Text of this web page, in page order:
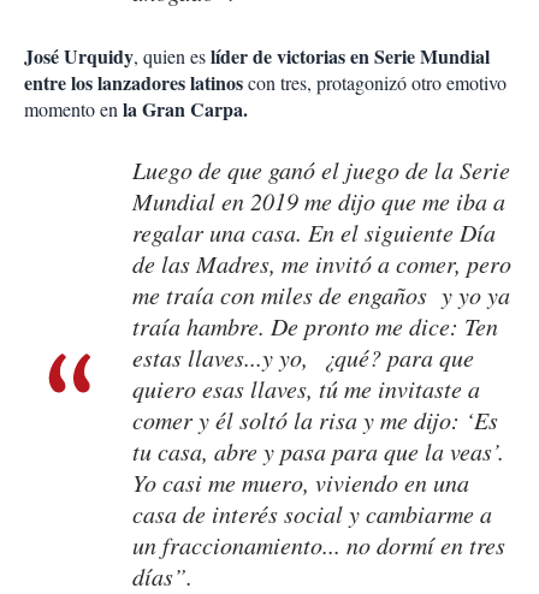
José Urquidy, quien eslíder de victorias en Serie Mundial
entre los lanzadores latinoscon tres, protagonizó otro emotivo
momento enla Gran Carpa.
Luego de que ganó el juego de la Serie
Mundial en 2019 me dijo que me iba a
regalar una casa. En el siguiente Día
de las Madres, me invitó a comer, pero
me traía con miles de engaños y yo ya
traía hambre. De pronto me dice: Ten
estas llaves...y yo, ¿qué? para que
quiero esas llaves, tú me invitaste a
comer y él soltó la risa y me dijo: ‘Es
tu casa, abre y pasa para que la veas’.
Yo casi me muero, viviendo en una
casa de interés social y cambiarme a
un fraccionamiento... no dormí en tres
días”.